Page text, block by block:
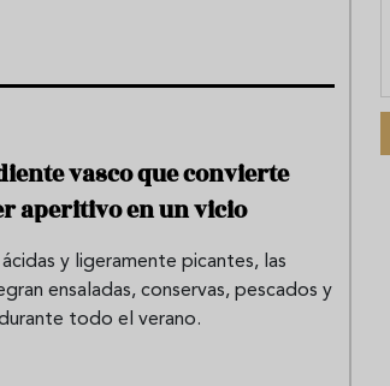
vasco que convierte
aperitivo en un vicio
y ligeramente picantes, las
ensaladas, conservas, pescados y
todo el verano.